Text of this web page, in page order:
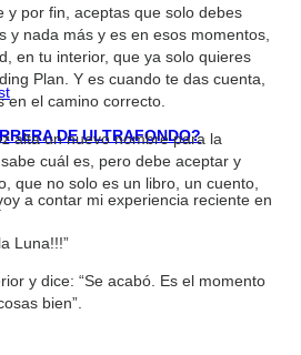
y por fin, aceptas que solo debes
y nada más y es en esos momentos,
en tu interior, que ya solo quieres
Plan. Y es cuando te das cuenta,
el camino correcto.
alta un nuevo nombre para la
cuál es, pero debe aceptar y
que no solo es un libro, un cuento,
Luna!!!”
y dice: “Se acabó. Es el momento
bien”.
DE ULTRAFONDO?
a contar mi experiencia reciente en